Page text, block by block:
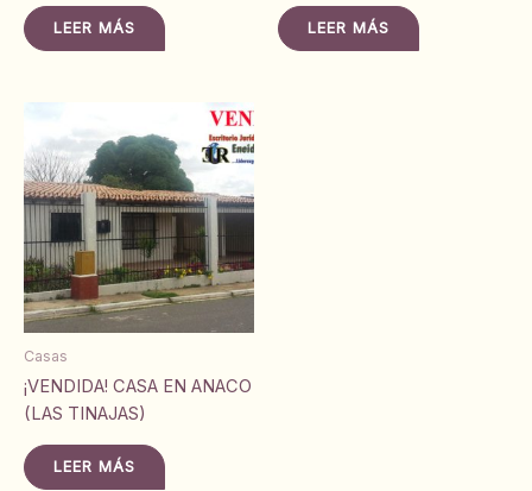
LEER MÁS LEER MÁS
Casas
¡VENDIDA! CASA EN ANACO
(LAS TINAJAS)
LEER MÁS